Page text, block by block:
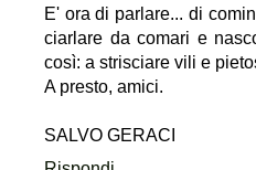
E' ora di parlare... di
ciarlare da comari e
così: a strisciare vili e
A presto, amici.
SALVO GERACI